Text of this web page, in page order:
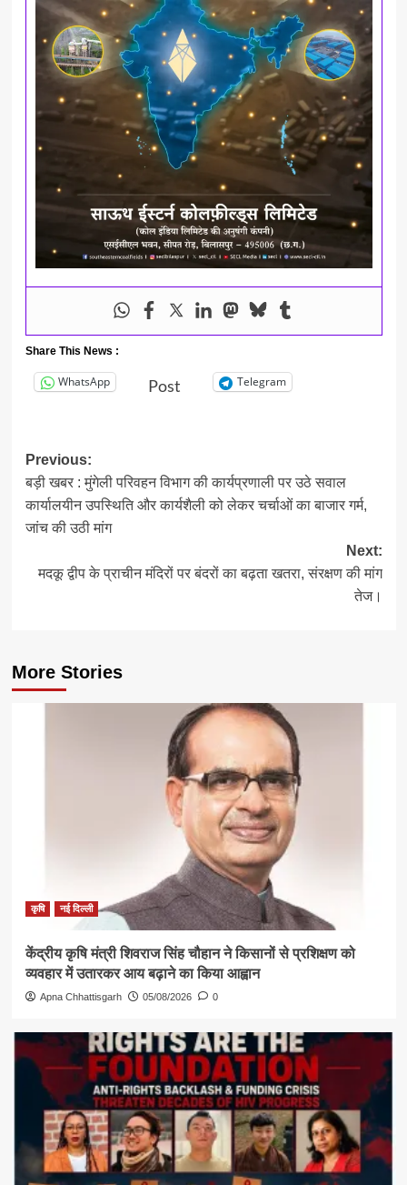
Share This News :
WhatsApp Post Telegram
Post
navigation
Previous:
बड़ी खबर : मुंगेली परिवहन विभाग की कार्यप्रणाली पर उठे सवाल
कार्यालयीन उपस्थिति और कार्यशैली को लेकर चर्चाओं का बाजार गर्म,
जांच की उठी मांग
Next:
मदकू द्वीप के प्राचीन मंदिरों पर बंदरों का बढ़ता खतरा, संरक्षण की मांग
तेज।
More Stories
कृषि नई दिल्ली
केंद्रीय कृषि मंत्री शिवराज सिंह चौहान ने किसानों से प्रशिक्षण को
व्यवहार में उतारकर आय बढ़ाने का किया आह्वान
Apna Chhattisgarh 05/08/2026 0